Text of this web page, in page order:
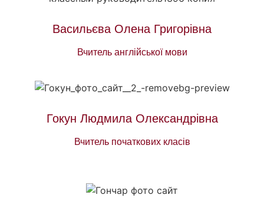
Васильєва Олена Григорівна
Вчитель англійської мови
Гокун Людмила Олександрівна
Вчитель початкових класів